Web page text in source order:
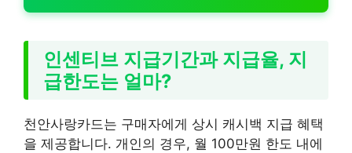
인센티브 지급기간과 지급율, 지
급한도는 얼마?
천안사랑카드는 구매자에게 상시 캐시백 지급 혜택
을 제공합니다. 개인의 경우, 월 100만원 한도 내에